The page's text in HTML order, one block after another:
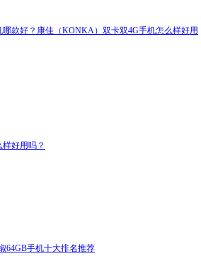
款好？康佳（KONKA）双卡双4G手机怎么样好用
好用吗？
64GB手机十大排名推荐